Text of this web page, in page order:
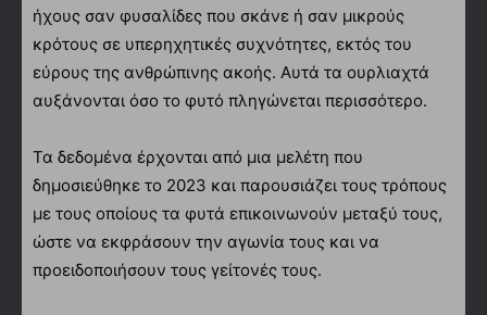
ήχους σαν φυσαλίδες που σκάνε ή σαν μικρούς
κρότους σε υπερηχητικές συχνότητες, εκτός του
εύρους της ανθρώπινης ακοής. Αυτά τα ουρλιαχτά
αυξάνονται όσο το φυτό πληγώνεται περισσότερο.
Τα δεδομένα έρχονται από μια μελέτη που
δημοσιεύθηκε το 2023 και παρουσιάζει τους τρόπους
με τους οποίους τα φυτά επικοινωνούν μεταξύ τους,
ώστε να εκφράσουν την αγωνία τους και να
προειδοποιήσουν τους γείτονές τους.